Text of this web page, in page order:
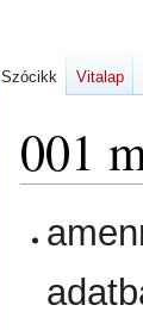
001
Szócikk Vitalap